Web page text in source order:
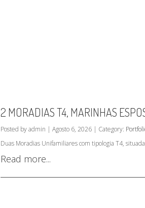
2 MORADIAS T4, MARINHAS
Posted by admin | Agosto 6, 2026 | Category:
Duas Moradias Unifamiliares com tipologia T4,
Read more...